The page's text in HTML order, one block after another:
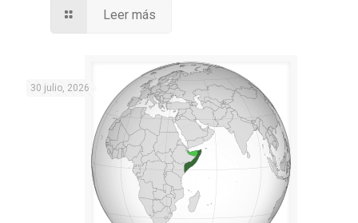
Leer más
30 julio, 2026